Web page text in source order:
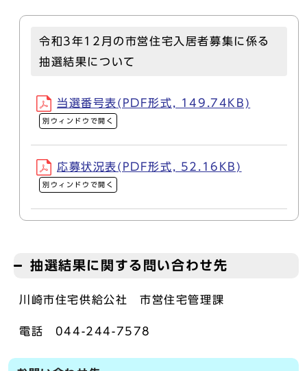
令和3年12月の市営住宅入居者募集に係る
抽選結果について
当選番号表(PDF形式, 149.74KB)
別ウィンドウで開く
応募状況表(PDF形式, 52.16KB)
別ウィンドウで開く
抽選結果に関する問い合わせ先
川崎市住宅供給公社 市営住宅管理課
電話 044-244-7578